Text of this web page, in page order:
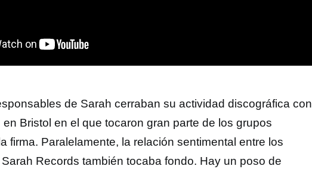
de Sarah cerraban su actividad discográfica con
en Bristol en el que tocaron gran parte de los grupos
firma. Paralelamente, la relación sentimental entre los
Records también tocaba fondo. Hay un poso de